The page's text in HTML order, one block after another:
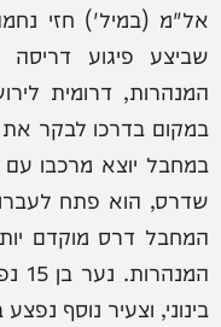
אל"מ (במיל') חזי
שביצע פיגוע
המנהרות, דרומית
במקום בדרכו לבקר
במחבל יוצא מרכבו עם
שדרס, הוא פתח לעברו
המחבל דרס מוקדם
בינוני, וצעיר נוסף